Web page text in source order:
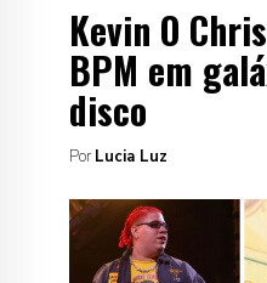
Kevin O
BPM em
disco
Por Lucia Luz